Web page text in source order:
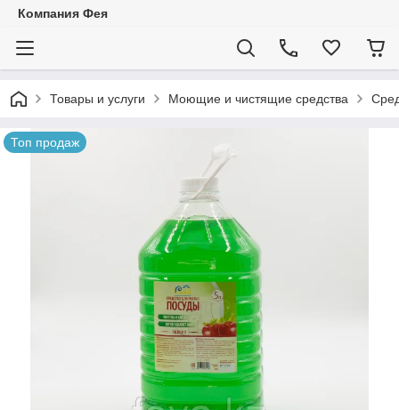
Компания Фея
Товары и услуги Моющие и чистящие средства
Топ продаж